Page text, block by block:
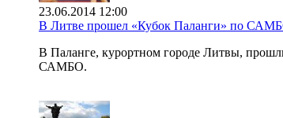
23.06.2014 12:00
В Литве прошел «Кубок Паланги» по
В Паланге, курортном городе Литвы,
САМБО.